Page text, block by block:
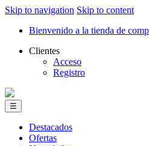
Skip to navigation Skip to content
Bienvenido a la tienda de
Clientes
Acceso
Registro
☰
Destacados
Ofertas